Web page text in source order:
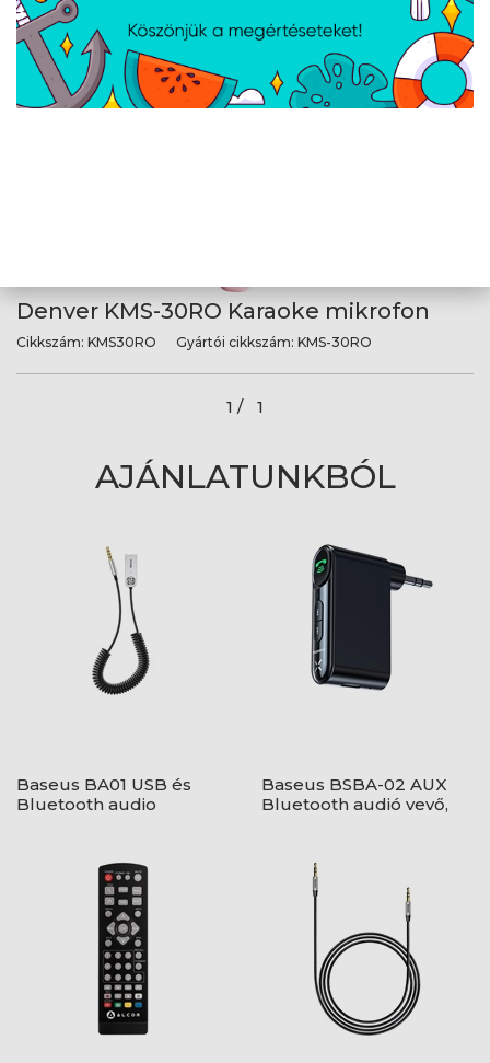
Denver KMS-30GN Karaoke mikrofon
Cikkszám: KMS30GN Gyártói cikkszám: KMS-30GN
Denver KMS-30RO Karaoke mikrofon
Cikkszám: KMS30RO Gyártói cikkszám: KMS-30RO
1 / 1
AJÁNLATUNKBÓL
Baseus BA01 USB és
Bluetooth audio
Baseus BSBA-02 AUX
Bluetooth audió vevő,